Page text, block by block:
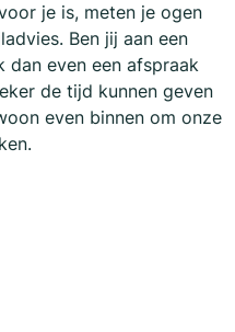
je is, meten je ogen
Ben jij aan een
dan even een afspraak
de tijd kunnen geven
even binnen om onze